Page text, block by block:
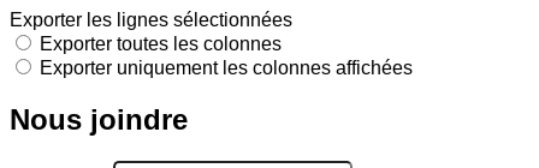
Exporter les lignes sélectionnées
Exporter toutes les colonnes
Exporter uniquement les colonnes affichées
Nous joindre